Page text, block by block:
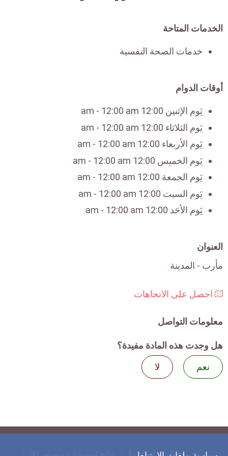
الخدمات المتاحة
خدمات الصحة النفسية
أوقات الدوام
يَوم الإثنين 12:00 am - 12:00 am
يَوم الثلاثاء 12:00 am - 12:00 am
يَوم الأربعاء 12:00 am - 12:00 am
يَوم الخميس 12:00 am - 12:00 am
يَوم الجمعة 12:00 am - 12:00 am
يَوم السبت 12:00 am - 12:00 am
يَوم الأحَد 12:00 am - 12:00 am
العنوان
مأرب - المدينة
احصل على الاتجاهات
معلومات التواصل
هل وجدت هذه المادة مفيدة؟
نعم
لا